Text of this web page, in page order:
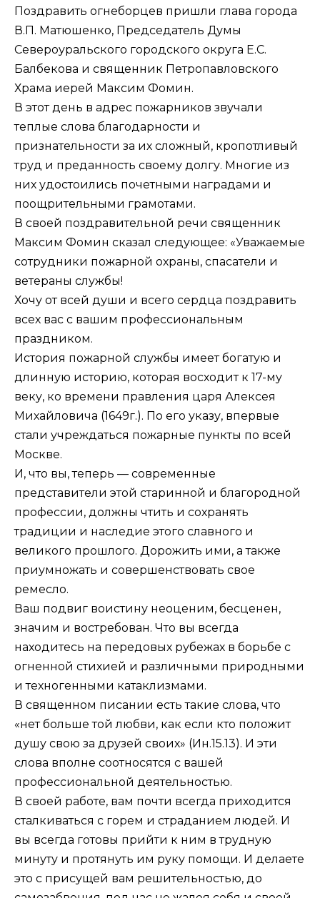
Поздравить огнеборцев пришли глава города
В.П. Матюшенко, Председатель Думы
Североуральского городского округа Е.С.
Балбекова и священник Петропавловского
Храма иерей Максим Фомин.
В этот день в адрес пожарников звучали
теплые слова благодарности и
признательности за их сложный, кропотливый
труд и преданность своему долгу. Многие из
них удостоились почетными наградами и
поощрительными грамотами.
В своей поздравительной речи священник
Максим Фомин сказал следующее: «Уважаемые
сотрудники пожарной охраны, спасатели и
ветераны службы!
Хочу от всей души и всего сердца поздравить
всех вас с вашим профессиональным
праздником.
История пожарной службы имеет богатую и
длинную историю, которая восходит к 17-му
веку, ко времени правления царя Алексея
Михайловича (1649г.). По его указу, впервые
стали учреждаться пожарные пункты по всей
Москве.
И, что вы, теперь — современные
представители этой старинной и благородной
профессии, должны чтить и сохранять
традиции и наследие этого славного и
великого прошлого. Дорожить ими, а также
приумножать и совершенствовать свое
ремесло.
Ваш подвиг воистину неоценим, бесценен,
значим и востребован. Что вы всегда
находитесь на передовых рубежах в борьбе с
огненной стихией и различными природными
и техногенными катаклизмами.
В священном писании есть такие слова, что
«нет больше той любви, как если кто положит
душу свою за друзей своих» (Ин.15.13). И эти
слова вполне соотносятся с вашей
профессиональной деятельностью.
В своей работе, вам почти всегда приходится
сталкиваться с горем и страданием людей. И
вы всегда готовы прийти к ним в трудную
минуту и протянуть им руку помощи. И делаете
это с присущей вам решительностью, до